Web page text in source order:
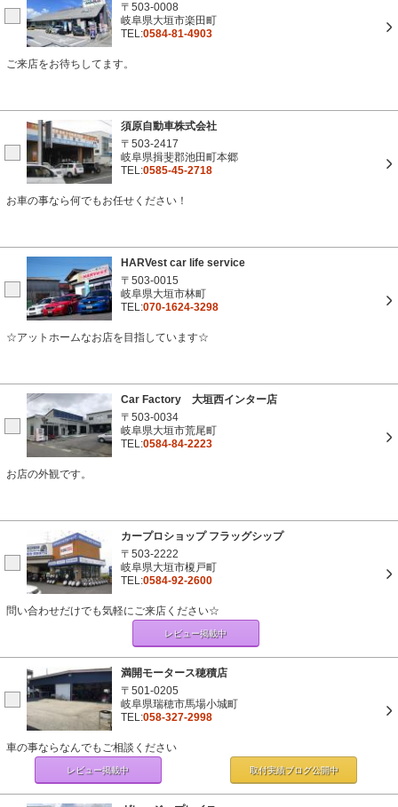
〒503-0008
岐阜県大垣市楽田町
TEL:0584-81-4903
ご来店をお待ちしてます。
須原自動車株式会社
〒503-2417
岐阜県揖斐郡池田町本郷
TEL:0585-45-2718
お車の事なら何でもお任せください！
HARVest car life service
〒503-0015
岐阜県大垣市林町
TEL:070-1624-3298
☆アットホームなお店を目指しています☆
Car Factory 大垣西インター店
〒503-0034
岐阜県大垣市荒尾町
TEL:0584-84-2223
お店の外観です。
カープロショップ フラッグシップ
〒503-2222
岐阜県大垣市榎戸町
TEL:0584-92-2600
問い合わせだけでも気軽にご来店ください☆
レビュー掲載中
満開モータース穂積店
〒501-0205
岐阜県瑞穂市馬場小城町
TEL:058-327-2998
車の事ならなんでもご相談ください
レビュー掲載中 取付実績ブログ公開中